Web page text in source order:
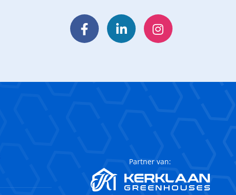
FacebookLinkedInInstagram
Partner van: